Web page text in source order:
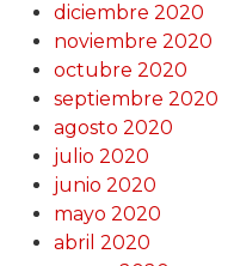
diciembre 2020
noviembre 2020
octubre 2020
septiembre 2020
agosto 2020
julio 2020
junio 2020
mayo 2020
abril 2020